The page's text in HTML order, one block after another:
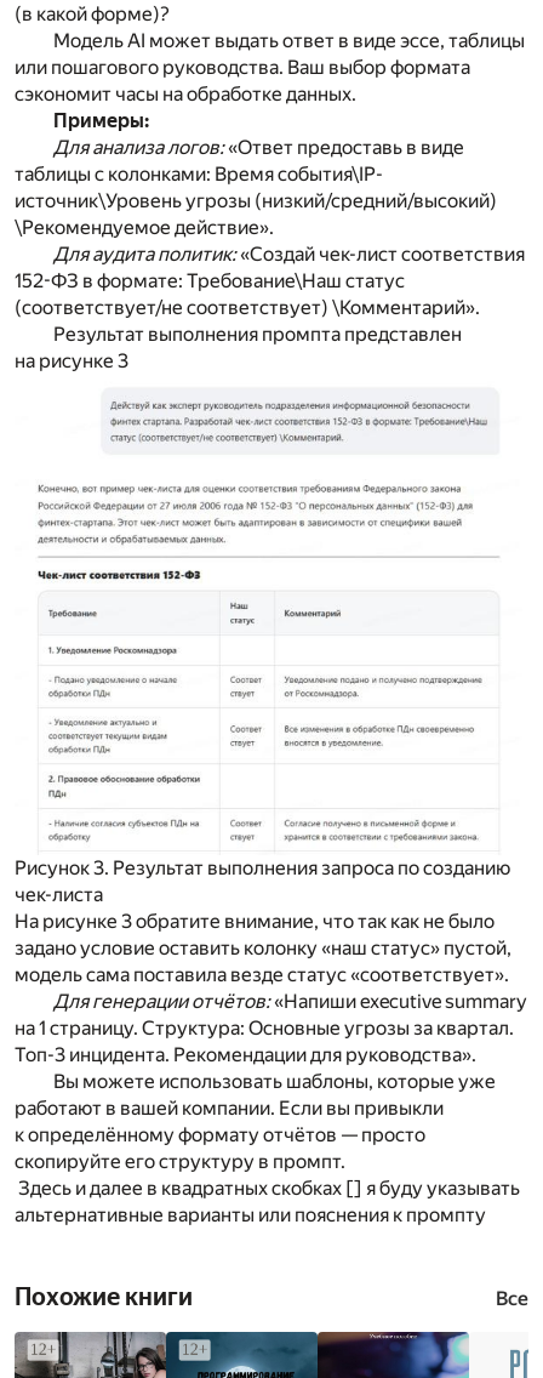
(в какой форме)?
Модель AI может выдать ответ в виде эссе, таблицы
или пошагового руководства. Ваш выбор формата
сэкономит часы на обработке данных.
Примеры:
Для анализа логов:«Ответ предоставь в виде
таблицы с колонками: Время события\IP-
источник\Уровень угрозы (низкий/средний/высокий)
\Рекомендуемое действие».
Для аудита политик:«Создай чек-лист соответствия
152-ФЗ в формате: Требование\Наш статус
(соответствует/не соответствует) \Комментарий».
Результат выполнения промпта представлен
на рисунке 3
Рисунок 3. Результат выполнения запроса по созданию
чек-листа
На рисунке 3 обратите внимание, что так как не было
задано условие оставить колонку «наш статус» пустой,
модель сама поставила везде статус «соответствует».
Для генерации отчётов:«Напиши executive summary
на 1 страницу. Структура: Основные угрозы за квартал.
Топ-3 инцидента. Рекомендации для руководства».
Вы можете использовать шаблоны, которые уже
работают в вашей компании. Если вы привыкли
к определённому формату отчётов — просто
скопируйте его структуру в промпт.
Здесь и далее в квадратных скобках [] я буду указывать
альтернативные варианты или пояснения к промпту
Похожие книги Все